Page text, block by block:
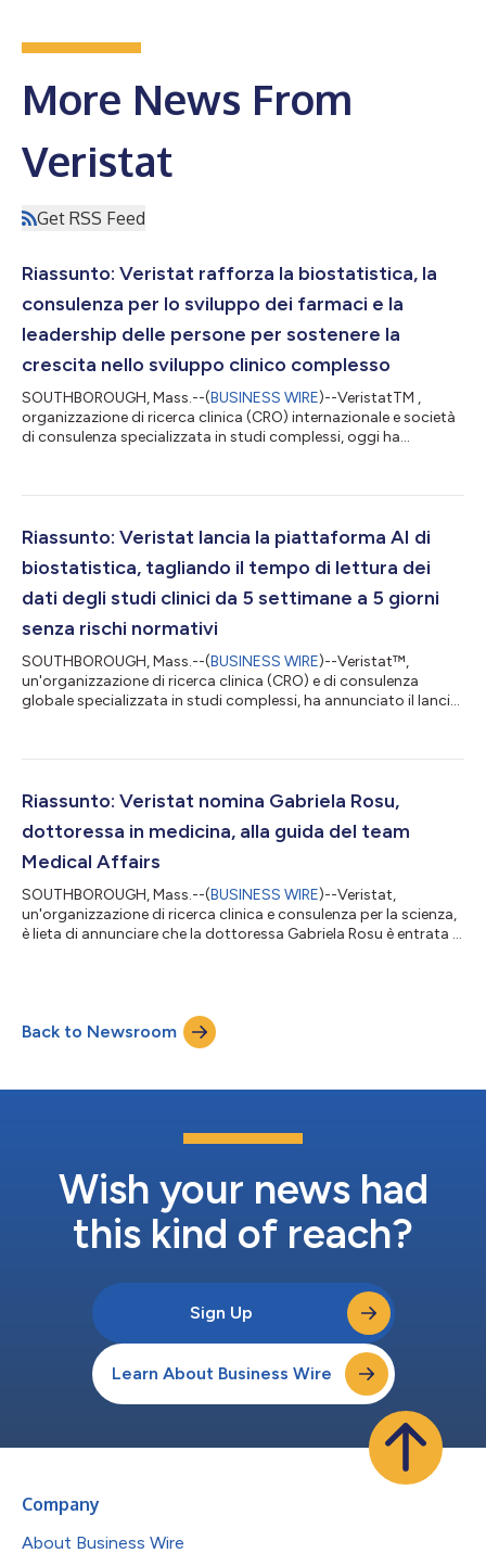
More News From
Veristat
Get RSS Feed
Riassunto: Veristat rafforza la biostatistica, la
consulenza per lo sviluppo dei farmaci e la
leadership delle persone per sostenere la
crescita nello sviluppo clinico complesso
SOUTHBOROUGH, Mass.--(BUSINESS WIRE)--VeristatTM ,
organizzazione di ricerca clinica (CRO) internazionale e società
di consulenza specializzata in studi complessi, oggi ha
approvazioni terapeutiche nell'ambito di patologie complesse,
Grazie alla sua esperienza trentennale nella biostatistica e la sua
Riassunto: Veristat lancia la piattaforma AI di
biostatistica, tagliando il tempo di lettura dei
dati degli studi clinici da 5 settimane a 5 giorni
senza rischi normativi
SOUTHBOROUGH, Mass.--(BUSINESS WIRE)--Veristat™,
un'organizzazione di ricerca clinica (CRO) e di consulenza
globale specializzata in studi complessi, ha annunciato il lancio
ricerca clinica, che riduce il lavoro manuale per accelerare i
statistici convalidati e revisione da parte di esperti di
Riassunto: Veristat nomina Gabriela Rosu,
dottoressa in medicina, alla guida del team
Medical Affairs
SOUTHBOROUGH, Mass.--(BUSINESS WIRE)--Veristat,
un'organizzazione di ricerca clinica e consulenza per la scienza,
è lieta di annunciare che la dottoressa Gabriela Rosu è entrata a
clinico, che ha contribuito in modo significativo alla
pianificazione e all'esecuzione di attività fondamentali per la
Back to Newsroom
Wish your news had
this kind of reach?
Sign Up
Learn About Business Wire
Company
About Business Wire